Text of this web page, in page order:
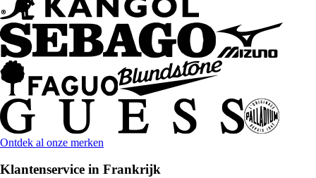
Ontdek al onze merken
Klantenservice in Frankrijk